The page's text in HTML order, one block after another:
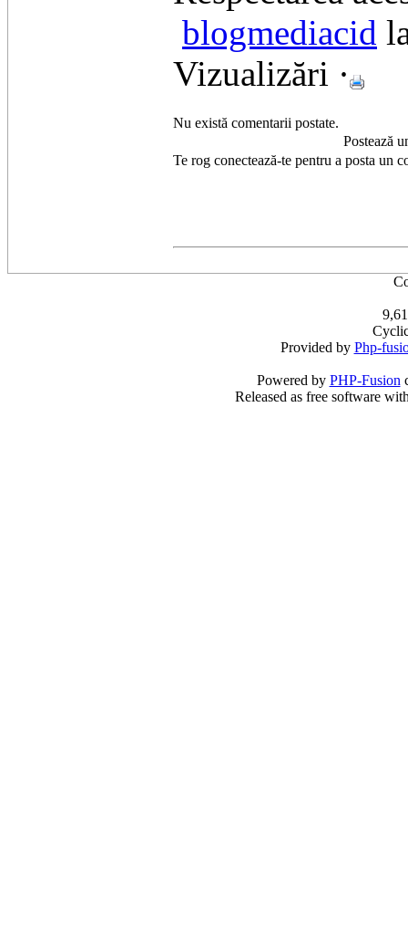
blogmediacid
Vizualizări ·
Nu există comentarii postate.
Postează
Te rog conectează-te pentru a posta un
Provided by Php-
Powered by PHP-Fusion
Released as free software